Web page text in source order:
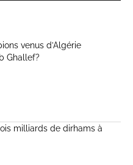
venus d’Algérie
Ghallef?
milliards de dirhams à